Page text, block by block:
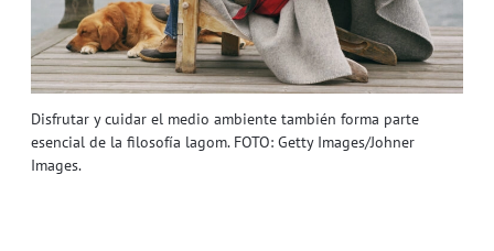
Disfrutar y cuidar el medio ambiente también forma parte
esencial de la filosofía lagom. FOTO: Getty Images/Johner
Images.